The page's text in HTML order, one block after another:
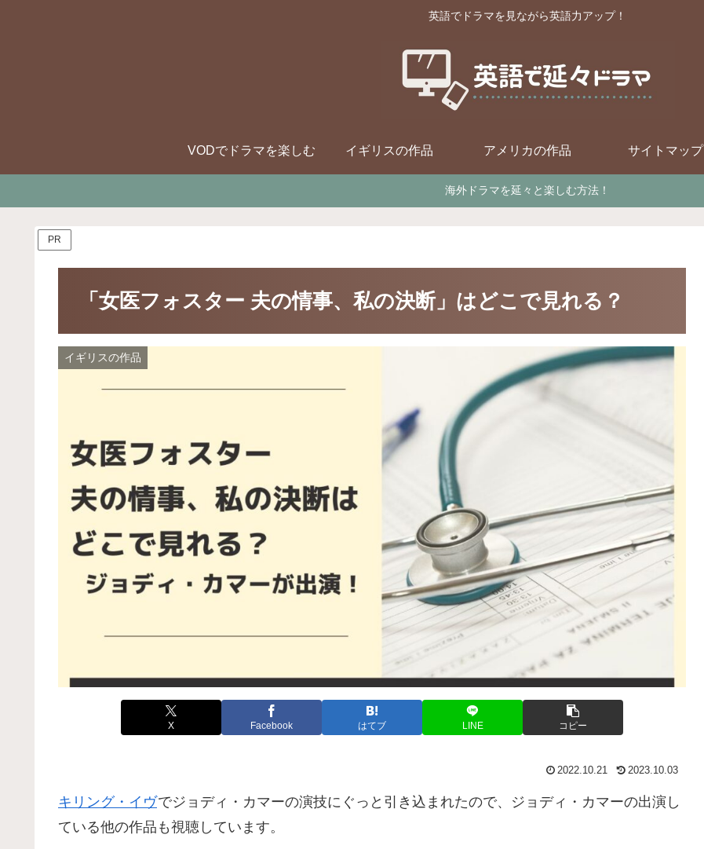
英語でドラマを見ながら英語力アップ！
VODでドラマを楽しむ イギリスの作品 アメリカの作品 サイトマップ
海外ドラマを延々と楽しむ方法！
PR
「女医フォスター 夫の情事、私の決断」はどこで見れる？
イギリスの作品
X Facebook はてブ LINE コピー
2022.10.21 2023.10.03
キリング・イヴでジョディ・カマーの演技にぐっと引き込まれたので、ジョディ・カマーの出演し
ている他の作品も視聴しています。